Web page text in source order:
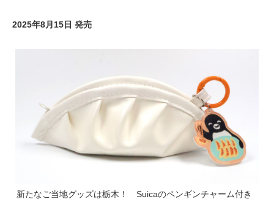
2025年8月15日 発売
新たなご当地グッズは栃木！ Suicaのペンギンチャーム付き